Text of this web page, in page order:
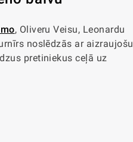
, Oliveru Veisu, Leonardu
noslēdzās ar aizraujošu
pretiniekus ceļā uz